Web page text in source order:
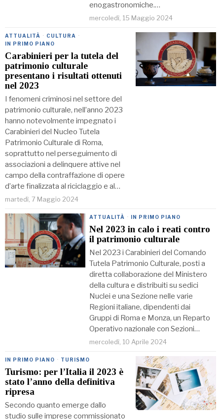
enogastronomiche.…
mercoledì, 15 Maggio 2024
ATTUALITÀ · CULTURA ·
IN PRIMO PIANO
Carabinieri per la tutela del
patrimonio culturale
presentano i risultati ottenuti
nel 2023
I fenomeni criminosi nel settore del
patrimonio culturale, nell’anno 2023
hanno notevolmente impegnato i
Carabinieri del Nucleo Tutela
Patrimonio Culturale di Roma,
soprattutto nel perseguimento di
associazioni a delinquere attive nel
campo della contraffazione di opere
d’arte finalizzata al riciclaggio e al…
martedì, 7 Maggio 2024
ATTUALITÀ · IN PRIMO PIANO
Nel 2023 in calo i reati contro
il patrimonio culturale
Nel 2023 i Carabinieri del Comando
Tutela Patrimonio Culturale, posti a
diretta collaborazione del Ministero
della cultura e distribuiti su sedici
Nuclei e una Sezione nelle varie
Regioni italiane, dipendenti dai
Gruppi di Roma e Monza, un Reparto
Operativo nazionale con Sezioni…
mercoledì, 10 Aprile 2024
IN PRIMO PIANO · TURISMO
Turismo: per l’Italia il 2023 è
stato l’anno della definitiva
ripresa
Secondo quanto emerge dallo
studio sulle imprese commissionato